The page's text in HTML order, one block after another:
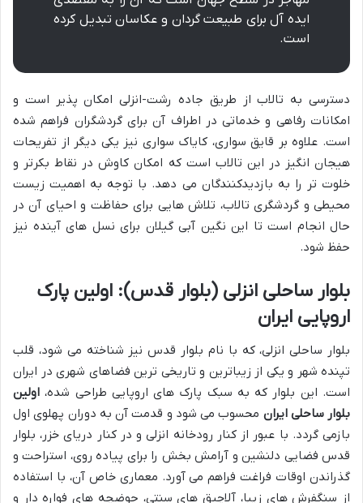
ایده آل برای طبیعت گردان و عکاسان تبدیل کرده
است.
دسترسی به تالاب از طریق جاده رشت-انزلی امکان پذیر است و
امکانات رفاهی و خدماتی در اطراف آن برای گردشگران فراهم شده
است. علاوه بر قایق سواری، کایاک سواری نیز یکی دیگر از تفریحات
هیجان انگیز در این تالاب است که امکان کاوش در نقاط بکرتر و
خلوت تر را به بازدیدکنندگان می دهد. با توجه به اهمیت زیست
محیطی و گردشگری تالاب، تلاش هایی برای حفاظت و احیای آن در
حال انجام است تا این نگین آبی گیلان برای نسل های آینده نیز
حفظ شود.
بلوار ساحلی انزلی (بلوار قدس): اولین پارک
اروپایی ایران
بلوار ساحلی انزلی، که با نام بلوار قدس نیز شناخته می شود، قلب
تپنده شهر و یکی از زیباترین و تاریخی ترین فضاهای شهری در ایران
است. این بلوار که به سبک پارک های اروپایی طراحی شده، اولین
بلوار ساحلی ایران محسوب می شود و قدمت آن به دوران پهلوی اول
بازمی گردد. با عبور از کنار رودخانه انزلی و در کنار دریای خزر، بلوار
قدس فضایی دلنشین و آرامش بخش را برای پیاده روی، استراحت و
گذراندن اوقات فراغت فراهم می آورد. معماری خاص آن، با استفاده
از سنگفرش های زیبا، آلاچیق های سنتی، حوضچه های فواره دار و